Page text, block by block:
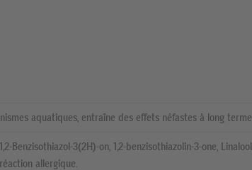
aquatiques, entraîne des effets néfastes à long terme.
Benzisothiazol-3(2H)-on, 1,2-benzisothiazolin-3-one, Linalool.
allergique.